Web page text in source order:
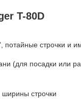
T-80D
строчки и
(для посадки или
ширины строчки